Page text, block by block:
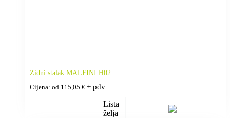
Zidni stalak MALFINI H02
Cijena: od 115,05 € + pdv
Lista
želja